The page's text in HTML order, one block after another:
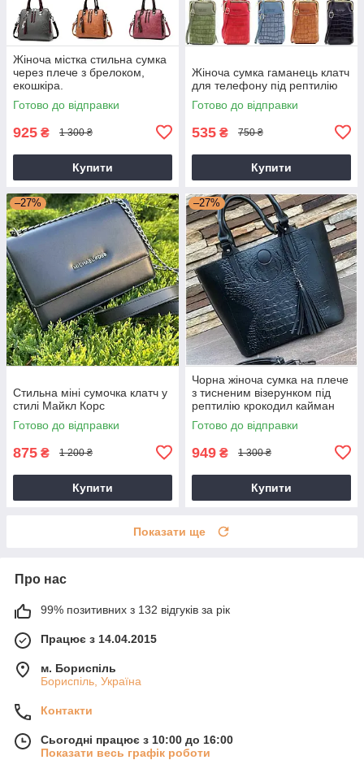
Жіноча містка стильна сумка
через плече з брелоком,
екошкіра.
Готово до відправки
925 ₴ 1 300 ₴
Купити
Жіноча сумка гаманець клатч
для телефону під рептилію
Готово до відправки
535 ₴ 750 ₴
Купити
–27%
Стильна міні сумочка клатч у
стилі Майкл Корс
Готово до відправки
875 ₴ 1 200 ₴
Купити
–27%
Чорна жіноча сумка на плече
з тисненим візерунком під
рептилію крокодил кайман
Готово до відправки
949 ₴ 1 300 ₴
Купити
Показати ще
Про нас
99% позитивних з 132 відгуків за рік
Працює з 14.04.2015
м. Бориспіль
Бориспіль, Україна
Контакти
Сьогодні працює з 10:00 до 16:00
Показати весь графік роботи